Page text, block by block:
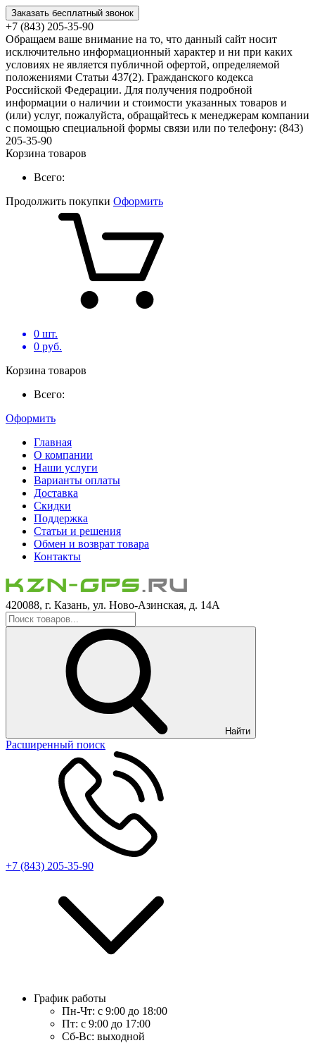
Заказать бесплатный звонок
+7 (843) 205-35-90
Обращаем ваше внимание на то, что данный сайт носит
исключительно информационный характер и ни при каких
условиях не является публичной офертой, определяемой
положениями Статьи 437(2). Гражданского кодекса
Российской Федерации. Для получения подробной
информации о наличии и стоимости указанных товаров и
(или) услуг, пожалуйста, обращайтесь к менеджерам компании
с помощью специальной формы связи или по телефону: (843)
205-35-90
Корзина товаров
Всего:
Продолжить покупки Оформить
0 шт.
0 руб.
Корзина товаров
Всего:
Оформить
Главная
О компании
Наши услуги
Варианты оплаты
Доставка
Скидки
Поддержка
Статьи и решения
Обмен и возврат товара
Контакты
420088, г. Казань, ул. Ново-Азинская, д. 14А
Найти
Расширенный поиск
+7 (843) 205-35-90
График работы
Пн-Чт: с 9:00 до 18:00
Пт: с 9:00 до 17:00
Сб-Вс: выходной